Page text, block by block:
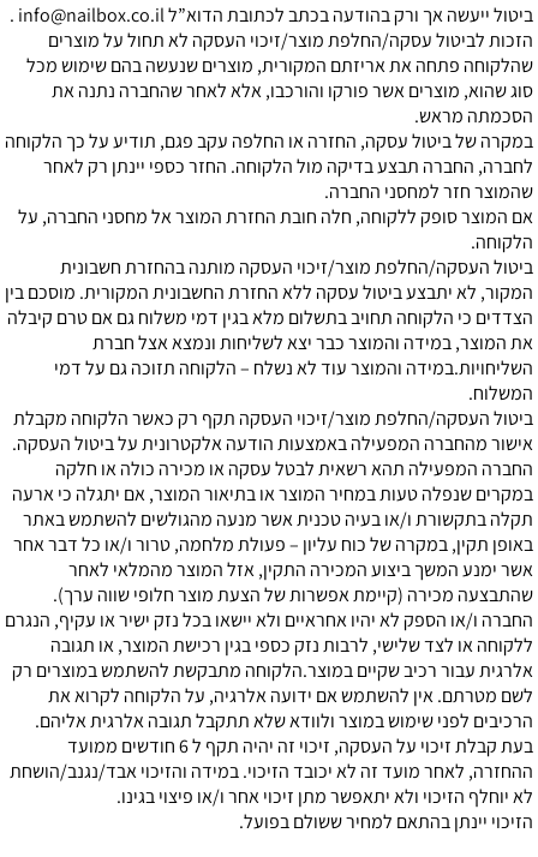
ביטול ייעשה אך ורק בהודעה בכתב לכתובת הדוא”לinfo@nailbox.co.il
.
הזכות לביטול עסקה/החלפת מוצר/זיכוי העסקה לא תחול על מוצרים
שהלקוחה פתחה את אריזתם המקורית, מוצרים שנעשה בהם שימוש מכל
סוג שהוא, מוצרים אשר פורקו והורכבו, אלא לאחר שהחברה נתנה את
הסכמתה מראש.
במקרה של ביטול עסקה, החזרה או החלפה עקב פגם, תודיע על כך הלקוחה
לחברה, החברה תבצע בדיקה מול הלקוחה. החזר כספי יינתן רק לאחר
שהמוצר חזר למחסני החברה.
אם המוצר סופק ללקוחה, חלה חובת החזרת המוצר אל מחסני החברה, על
הלקוחה.
ביטול העסקה/החלפת מוצר/זיכוי העסקה מותנה בהחזרת חשבונית
המקור, לא יתבצע ביטול עסקה ללא החזרת החשבונית המקורית. מוסכם בין
הצדדים כי הלקוחה תחויב בתשלום מלא בגין דמי משלוח גם אם טרם קיבלה
את המוצר, במידה והמוצר כבר יצא לשליחות ונמצא אצל חברת
השליחויות.במידה והמוצר עוד לא נשלח – הלקוחה תזוכה גם על דמי
המשלוח.
ביטול העסקה/החלפת מוצר/זיכוי העסקה תקף רק כאשר הלקוחה מקבלת
אישור מהחברה המפעילה באמצעות הודעה אלקטרונית על ביטול העסקה.
החברה המפעילה תהא רשאית לבטל עסקה או מכירה כולה או חלקה
במקרים שנפלה טעות במחיר המוצר או בתיאור המוצר, אם יתגלה כי ארעה
תקלה בתקשורת ו/או בעיה טכנית אשר מנעה מהגולשים להשתמש באתר
באופן תקין, במקרה של כוח עליון – פעולת מלחמה, טרור ו/או כל דבר אחר
אשר ימנע המשך ביצוע המכירה התקין, אזל המוצר מהמלאי לאחר
שהתבצעה מכירה (קיימת אפשרות של הצעת מוצר חלופי שווה ערך).
החברה ו/או הספק לא יהיו אחראיים ולא יישאו בכל נזק ישיר או עקיף, הנגרם
ללקוחה או לצד שלישי, לרבות נזק כספי בגין רכישת המוצר, או תגובה
אלרגית עבור רכיב שקיים במוצר.הלקוחה מתבקשת להשתמש במוצרים רק
לשם מטרתם. אין להשתמש אם ידועה אלרגיה, על הלקוחה לקרוא את
הרכיבים לפני שימוש במוצר ולוודא שלא תתקבל תגובה אלרגית אליהם.
בעת קבלת זיכוי על העסקה, זיכוי זה יהיה תקף ל 6 חודשים ממועד
ההחזרה, לאחר מועד זה לא יכובד הזיכוי. במידה והזיכוי אבד/נגנב/הושחת
לא יוחלף הזיכוי ולא יתאפשר מתן זיכוי אחר ו/או פיצוי בגינו.
הזיכוי יינתן בהתאם למחיר ששולם בפועל.